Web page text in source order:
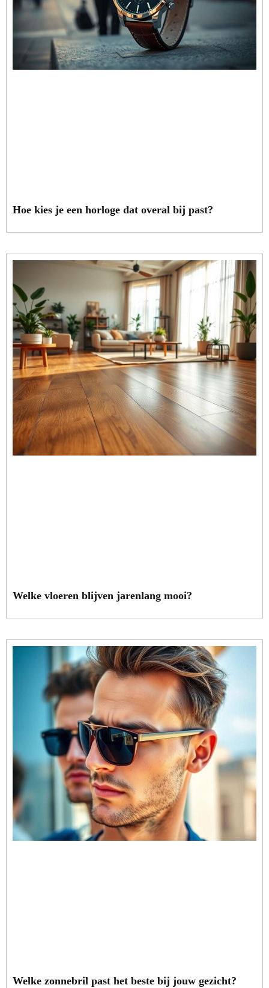
Hoe kies je een horloge dat overal bij past?
Welke vloeren blijven jarenlang mooi?
Welke zonnebril past het beste bij jouw gezicht?